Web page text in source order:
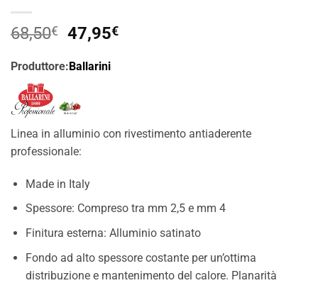
68,50€
Il
originale
68,50€.
47,95€Il
Produttore:Ballarini
Linea in alluminio con rivestimento antiaderente
professionale:
Made in Italy
Spessore: Compreso tra mm 2,5 e mm 4
Finitura esterna: Alluminio satinato
Fondo ad alto spessore costante per un’ottima
distribuzione e mantenimento del calore. Planarità